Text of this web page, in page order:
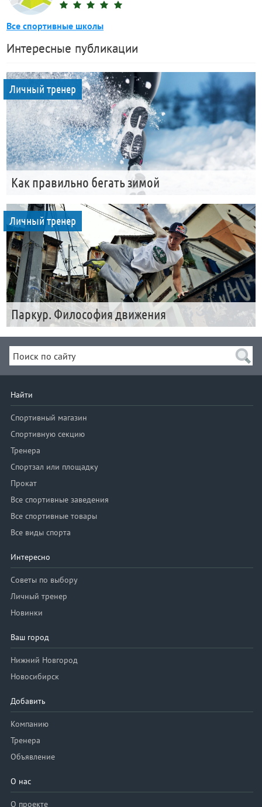
Все спортивные школы
Интересные публикации
Личный тренер
Как правильно бегать зимой
Личный тренер
Паркур. Философия движения
Найти
Спортивный магазин
Спортивную секцию
Тренера
Спортзал или площадку
Прокат
Все спортивные заведения
Все спортивные товары
Все виды спорта
Интересно
Советы по выбору
Личный тренер
Новинки
Ваш город
Нижний Новгород
Новосибирск
Добавить
Компанию
Тренера
Объявление
О нас
О проекте